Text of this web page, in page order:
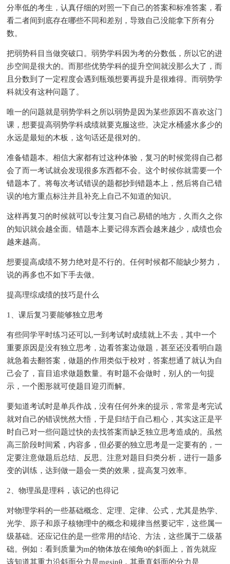
分率低的考生，认真仔细的对照一下自己的答案和标准答案，看
看二者间到底存在哪些不同和差别，导致自己没能拿下所有分
数。
把弱势科目当做突破口。弱势学科因为考的分数低，所以它的进
步空间是很大的。而那些优势学科的提升空间就没那么大了，而
且分数到了一定程度会遇到瓶颈想要再提升是很难得。而弱势学
科就没有这种问题了。
唯一的问题就是弱势学科之所以弱势是因为某些原因不喜欢这门
课，想要提高弱势学科成绩就要克服这些。决定水桶盛水多少的
永远是最短的木板，这句话还是很对的。
准备错题本。相信大家都有过这种体验，复习的时候觉得自己都
会了而一考试就会发现很多东西都不会。这个时候你就需要一个
错题本了。将每次考试错误的题都抄到错题本上，然后将自己错
误的地方重点标注并且补充上自己不知道的知识。
这样再复习的时候就可以专注复习自己易错的地方，久而久之你
的知识就会越全面。错题本上要记得东西会越来越少，成绩也会
越来越高。
想要提高成绩不努力绝对是不行的。任何时候都不能缺少努力，
说的再多也不如下手去做。
提高理综成绩的技巧是什么
1、课后复习要能够独立思考
有些同学平时练习还可以,一到考试时成绩就上不去，其中一个
重要原因是没有独立思考，边看答案边做题，甚至还没看明白题
就急着去翻答案，做题的作用类似于校对，答案想通了就认为自
己会了，盲目追求做题数量。有时题不会做时，别人的一句提
示，一个图形就可使题目迎刃而解。
要知道考试时是单兵作战，没有任何外来的提示，常常是考完试
就对自己的错误恍然大悟，于是归结于自己粗心，其实这正是平
时自己对一些问题过快的去找答案而缺乏独立思考造成的。虽然
高三阶段时间紧，内容多，但必要的独立思考是一定要有的，一
定要注意做题后总结、反思。注意对题目归类分析，进行一题多
变的训练，达到做一题会一类的效果，提高复习效率。
2、物理虽是理科，该记的也得记
对物理学科的一些基础概念、定理、定律、公式，尤其是热学、
光学、原子和原子核物理中的概念和规律当然要记牢，这些属一
级基础。还应记住的是一些常用的结论、方法，这些属于二级基
础。例如：看到质量为m的物体放在倾角θ的斜面上，首先就应
该知道其重力沿斜面分力是mgsinθ，其垂直斜面的分力是